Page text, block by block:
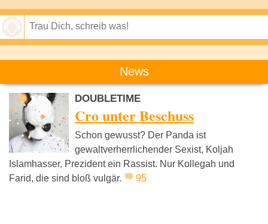
News
DOUBLETIME
Cro unter Beschuss
Schon gewusst? Der Panda ist
gewaltverherrlichender Sexist, Koljah
Islamhasser, Prezident ein Rassist. Nur Kollegah und
Farid, die sind bloß vulgär.
95